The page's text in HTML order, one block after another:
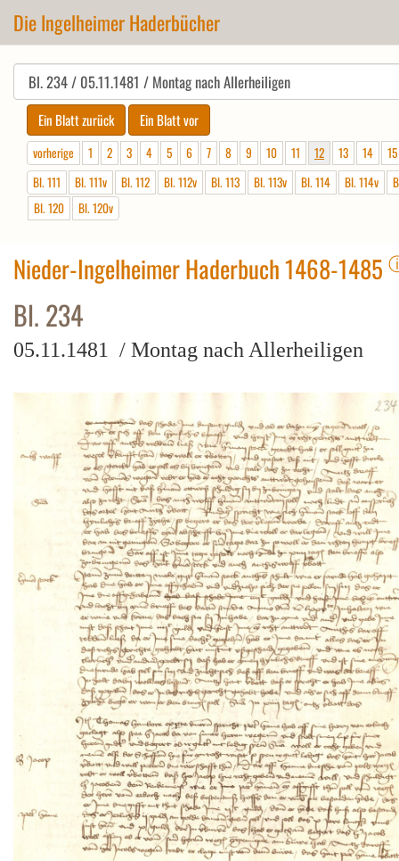
Die Ingelheimer Haderbücher
vorherige 1 2 3 4 5 6 7 8 9 10 11 12 13 14
15
Bl. 111
Bl. 111v Bl. 112 Bl. 112v Bl. 113 Bl. 113v Bl. 114 Bl. 114v
Bl. 120
Bl. 120v
Nieder-Ingelheimer Haderbuch 1468-1485
Bl. 234
05.11.1481 / Montag nach Allerheiligen